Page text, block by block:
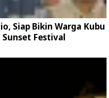
Siap Bikin Warga Kubu
Festival